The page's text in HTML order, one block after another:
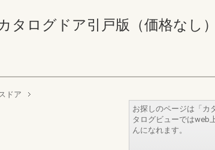
タログドア引戸版（価格なし
ドア
お探しのページは「カ
タログビューではweb
んになれます。